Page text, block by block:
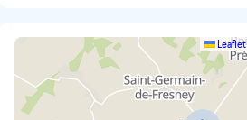
Leaflet